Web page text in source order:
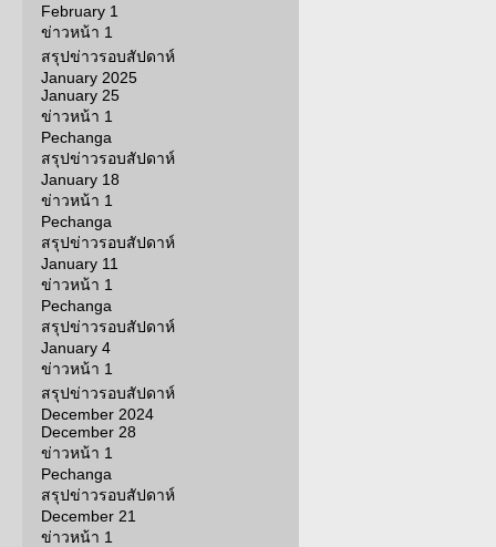
February 1
ข่าวหน้า 1
สรุปข่าวรอบสัปดาห์
January 2025
January 25
ข่าวหน้า 1
Pechanga
สรุปข่าวรอบสัปดาห์
January 18
ข่าวหน้า 1
Pechanga
สรุปข่าวรอบสัปดาห์
January 11
ข่าวหน้า 1
Pechanga
สรุปข่าวรอบสัปดาห์
January 4
ข่าวหน้า 1
สรุปข่าวรอบสัปดาห์
December 2024
December 28
ข่าวหน้า 1
Pechanga
สรุปข่าวรอบสัปดาห์
December 21
ข่าวหน้า 1